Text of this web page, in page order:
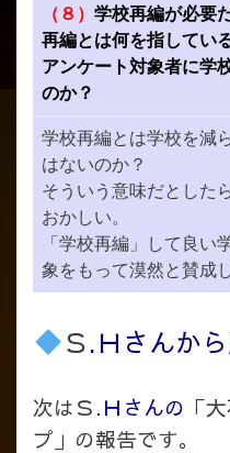
（８） 学校再編が必要
再編とは何を指してい
アンケート対象者に学
のか？
学校再編とは学校を減
はないのか？
そういう意味だとした
おかしい。
「学校再編」して良い
象をもって漠然と賛成
Ｓ.Ｈさんか
次はＳ.Ｈさんの 「
プ」の報告です。